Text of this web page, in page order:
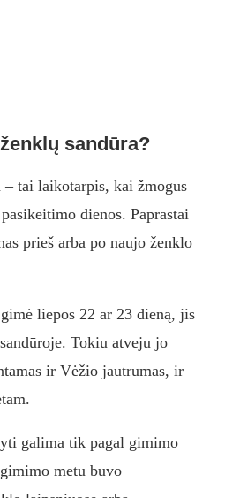
sandūra?
– tai laikotarpis, kai žmogus
dienos. Paprastai
prieš arba po naujo ženklo
liepos 22 ar 23 dieną, jis
Tokiu atveju jo
ir Vėžio jautrumas, ir
galima tik pagal gimimo
metu buvo